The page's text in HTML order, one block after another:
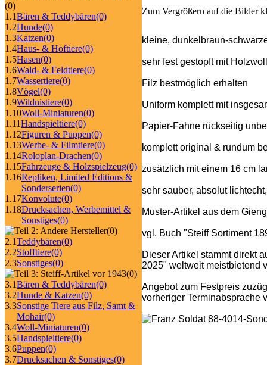
(0)
1.1Bären & Teddybären(0)
1.2Hunde(0)
1.3Katzen(0)
1.4Haus- & Hoftiere(0)
1.5Hasen(0)
1.6Wald- & Feldtiere(0)
1.7Wassertiere(0)
1.8Vögel(0)
1.9Wildnistiere(0)
1.10Woll-Miniaturen(0)
1.11Handspieltiere(0)
1.12Figuren & Puppen(0)
1.13Werbe- & Filmtiere(0)
1.14Roloplan-Drachen(0)
1.15Fahrzeuge & Holzspielzeug(0)
1.16Repliken, Limited Editions &
Sonderserien(0)
1.17Konvolute(0)
1.18Drucksachen, Werbemittel &
Sonstiges(0)
(0)
2.1Teddybären(0)
2.2Stofftiere(0)
2.3Sonstiges(0)
(0)
3.1Bären & Teddybären(0)
3.2Hunde & Katzen(0)
3.3Sonstige Tiere aus Filz, Samt &
Mohair(0)
3.4Woll-Miniaturen(0)
3.5Handspieltiere(0)
3.6Puppen(0)
3.7Drucksachen & Sonstiges(0)
Zum Vergrößern auf die Bilder
kleine, dunkelbraun-
sehr fest gestopft mit
Filz bestmöglich erhalten
Uniform komplett mit
Papier-Fahne rückseitig
komplett original & rundum
zusätzlich mit einem 16 cm
sehr sauber, absolut
Muster-Artikel aus dem
vgl. Buch "Steiff Sortiment
Dieser Artikel stammt direkt
2025" weltweit meistbietend
Angebot zum Festpreis
vorheriger Terminabsprache